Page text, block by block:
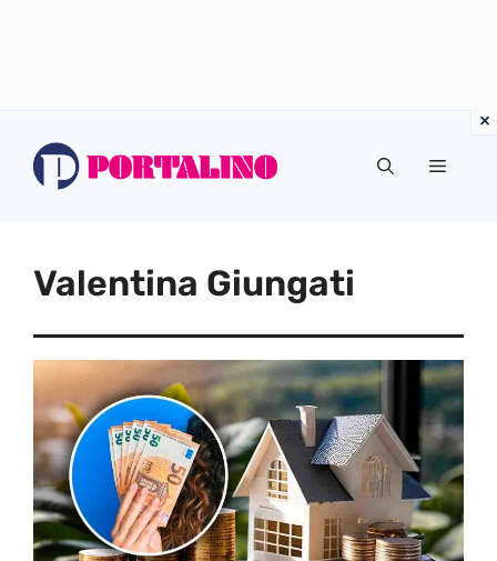
Menu
Valentina Giungati